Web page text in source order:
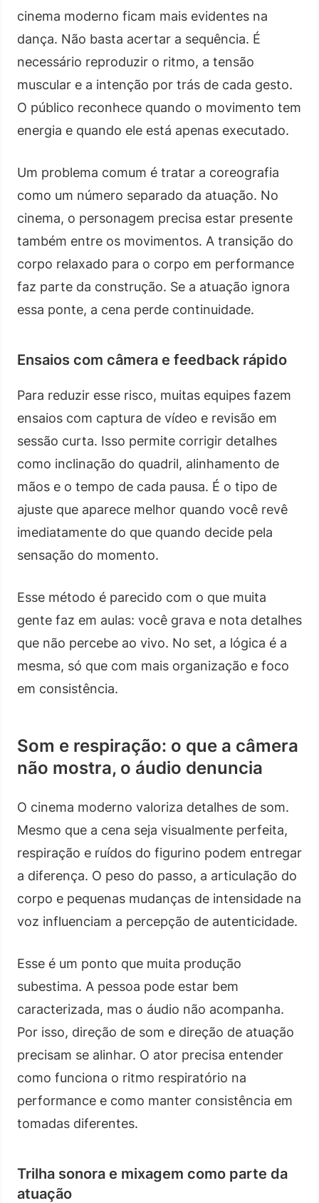
cinema moderno ficam mais evidentes na
dança. Não basta acertar a sequência. É
necessário reproduzir o ritmo, a tensão
muscular e a intenção por trás de cada gesto.
O público reconhece quando o movimento tem
energia e quando ele está apenas executado.
Um problema comum é tratar a coreografia
como um número separado da atuação. No
cinema, o personagem precisa estar presente
também entre os movimentos. A transição do
corpo relaxado para o corpo em performance
faz parte da construção. Se a atuação ignora
essa ponte, a cena perde continuidade.
Ensaios com câmera e feedback rápido
Para reduzir esse risco, muitas equipes fazem
ensaios com captura de vídeo e revisão em
sessão curta. Isso permite corrigir detalhes
como inclinação do quadril, alinhamento de
mãos e o tempo de cada pausa. É o tipo de
ajuste que aparece melhor quando você revê
imediatamente do que quando decide pela
sensação do momento.
Esse método é parecido com o que muita
gente faz em aulas: você grava e nota detalhes
que não percebe ao vivo. No set, a lógica é a
mesma, só que com mais organização e foco
em consistência.
Som e respiração: o que a câmera
não mostra, o áudio denuncia
O cinema moderno valoriza detalhes de som.
Mesmo que a cena seja visualmente perfeita,
respiração e ruídos do figurino podem entregar
a diferença. O peso do passo, a articulação do
corpo e pequenas mudanças de intensidade na
voz influenciam a percepção de autenticidade.
Esse é um ponto que muita produção
subestima. A pessoa pode estar bem
caracterizada, mas o áudio não acompanha.
Por isso, direção de som e direção de atuação
precisam se alinhar. O ator precisa entender
como funciona o ritmo respiratório na
performance e como manter consistência em
tomadas diferentes.
Trilha sonora e mixagem como parte da
atuação